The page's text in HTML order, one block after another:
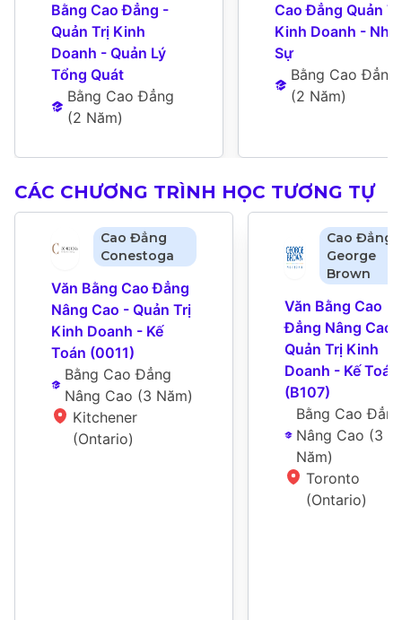
Bằng Cao Đẳng -
Quản Trị Kinh
Doanh - Quản Lý
Tổng Quát
Bằng Cao Đẳng
(2 Năm)
Cao Đẳng Quản
Kinh Doanh -
Sự
Bằng Cao Đẳng
(2 Năm)
CÁC CHƯƠNG TRÌNH HỌC TƯƠNG TỰ
Cao Đẳng
Conestoga
Văn Bằng Cao Đẳng
Nâng Cao - Quản Trị
Kinh Doanh - Kế
Toán (0011)
Bằng Cao Đẳng
Nâng Cao (3 Năm)
Kitchener
(Ontario)
Cao Đẳng
George
Brown
Văn Bằng Cao
Đẳng Nâng Cao -
Quản Trị Kinh
Doanh - Kế Toán
(B107)
Bằng Cao
Nâng Cao (3
Năm)
Toronto
(Ontario)